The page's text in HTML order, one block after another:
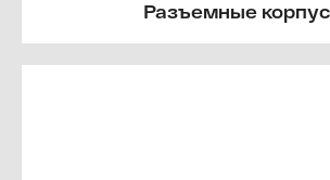
Разъемные